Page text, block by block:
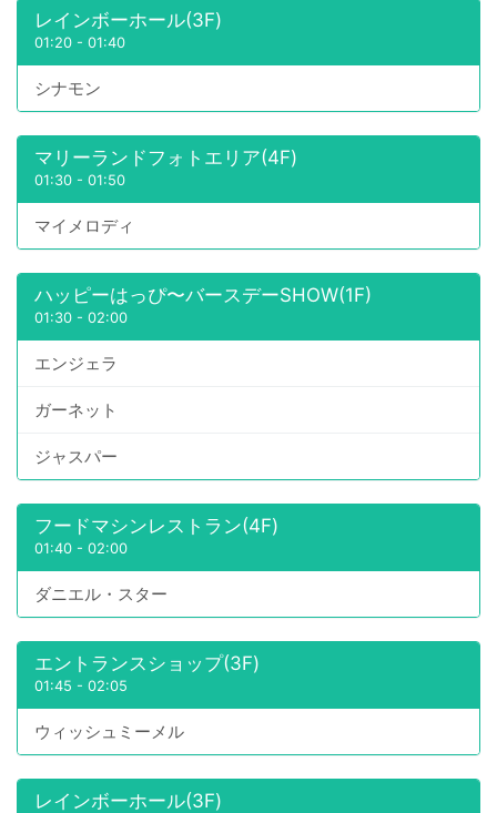
レインボーホール(3F)
01:20 - 01:40
シナモン
マリーランドフォトエリア(4F)
01:30 - 01:50
マイメロディ
ハッピーはっぴ〜バースデーSHOW(1F)
01:30 - 02:00
エンジェラ
ガーネット
ジャスパー
フードマシンレストラン(4F)
01:40 - 02:00
ダニエル・スター
エントランスショップ(3F)
01:45 - 02:05
ウィッシュミーメル
レインボーホール(3F)